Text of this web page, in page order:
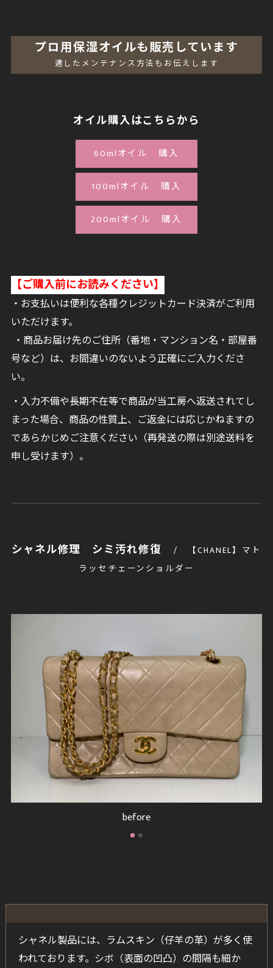
プロ用保湿オイルも販売しています
適したメンテナンス方法もお伝えします
オイル購入はこちらから
60mlオイル 購入
100mlオイル 購入
200mlオイル 購入
【ご購入前にお読みください】
・お支払いは便利な各種クレジットカード決済がご利用
いただけます。
・商品お届け先のご住所（番地・マンション名・部屋番
号など）は、お間違いのないよう正確にご入力くださ
い。
・入力不備や長期不在等で商品が当工房へ返送されてし
まった場合、商品の性質上、ご返金には応じかねますの
であらかじめご注意ください（再発送の際は別途送料を
申し受けます）。
シャネル修理 シミ汚れ修復
【CHANEL】マト
ラッセチェーンショルダー
after
シャネル製品には、ラムスキン（仔羊の革）が多く使
われております。シボ（表面の凹凸）の間隔も細か